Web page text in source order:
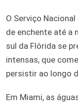
O Serviço
de enchente até a
sul da Flórida se
intensas, que
persistir ao longo
Em Miami, as